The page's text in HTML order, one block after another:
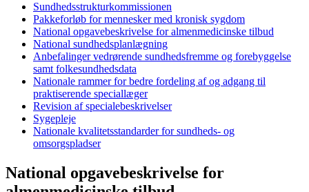
Sundhedsstrukturkommissionen
Pakkeforløb for mennesker med kronisk sygdom
National opgavebeskrivelse for almenmedicinske tilbud
National sundhedsplanlægning
Anbefalinger vedrørende sundhedsfremme og forebyggelse
samt folkesundhedsdata
Nationale rammer for bedre fordeling af og adgang til
praktiserende speciallæger
Revision af specialebeskrivelser
Sygepleje
Nationale kvalitetsstandarder for sundheds- og
omsorgspladser
National opgavebeskrivelse for